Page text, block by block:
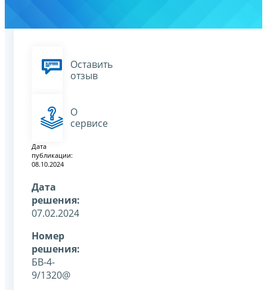
Оставить
отзыв
О
сервисе
Дата
публикации:
08.10.2024
Дата
решения:
07.02.2024
Номер
решения:
БВ-4-
9/1320@